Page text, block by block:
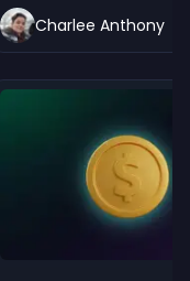
Charlee Anthony